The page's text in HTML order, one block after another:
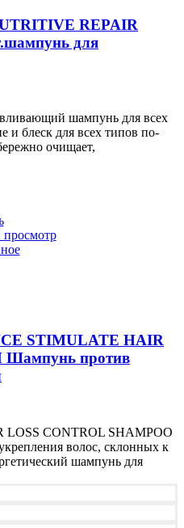
REPAIR
для
шампунь для всех
и блеск для всех типов по-
очищает,
STIMULATE HAIR
Шампунь против
CONTROL SHAMPOO
волос, склонных к
шампунь для